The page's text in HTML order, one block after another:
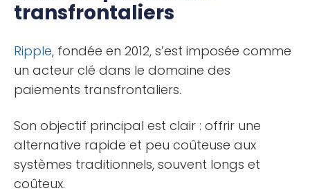
transfrontaliers
Ripple, fondée en 2012, s’est imposée comme
un acteur clé dans le domaine des
paiements transfrontaliers.
Son objectif principal est clair : offrir une
alternative rapide et peu coûteuse aux
systèmes traditionnels, souvent longs et
coûteux.